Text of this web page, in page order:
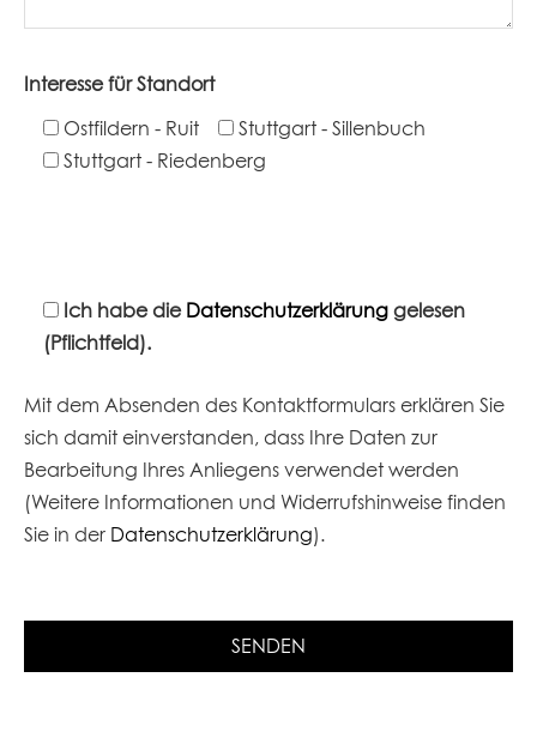
Interesse für Standort
Ostfildern - Ruit
Stuttgart - Sillenbuch
Stuttgart - Riedenberg
Ich habe die Datenschutzerklärung gelesen
(Pflichtfeld).
Mit dem Absenden des Kontaktformulars erklären Sie
sich damit einverstanden, dass Ihre Daten zur
Bearbeitung Ihres Anliegens verwendet werden
(Weitere Informationen und Widerrufshinweise finden
Sie in der Datenschutzerklärung).